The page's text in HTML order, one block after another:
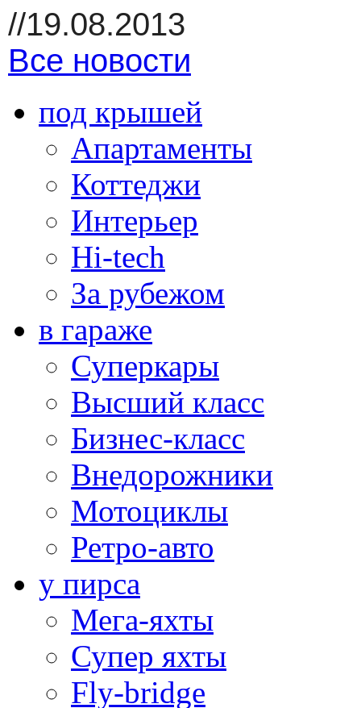
//19.08.2013
Все новости
под крышей
Апартаменты
Коттеджи
Интерьер
Hi-tech
За рубежом
в гараже
Суперкары
Высший класс
Бизнес-класс
Внедорожники
Мотоциклы
Ретро-авто
у пирса
Мега-яхты
Супер яхты
Fly-bridge